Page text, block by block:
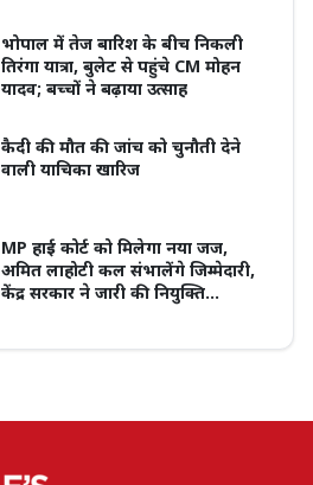
भोपाल में तेज बारिश के बीच निकली
तिरंगा यात्रा, बुलेट से पहुंचे CM मोहन
यादव; बच्चों ने बढ़ाया उत्साह
कैदी की मौत की जांच को चुनौती देने
वाली याचिका खारिज
MP हाई कोर्ट को मिलेगा नया जज,
अमित लाहोटी कल संभालेंगे जिम्मेदारी,
केंद्र सरकार ने जारी की नियुक्ति